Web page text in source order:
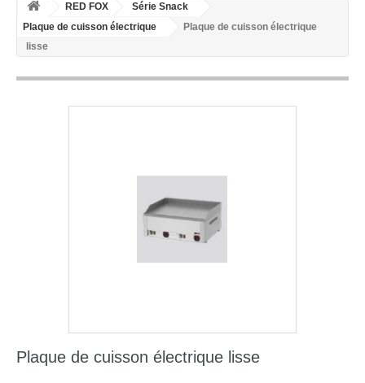
RED FOX
Série Snack
Plaque de cuisson électrique
Plaque de cuisson électrique
lisse
Plaque de cuisson électrique lisse